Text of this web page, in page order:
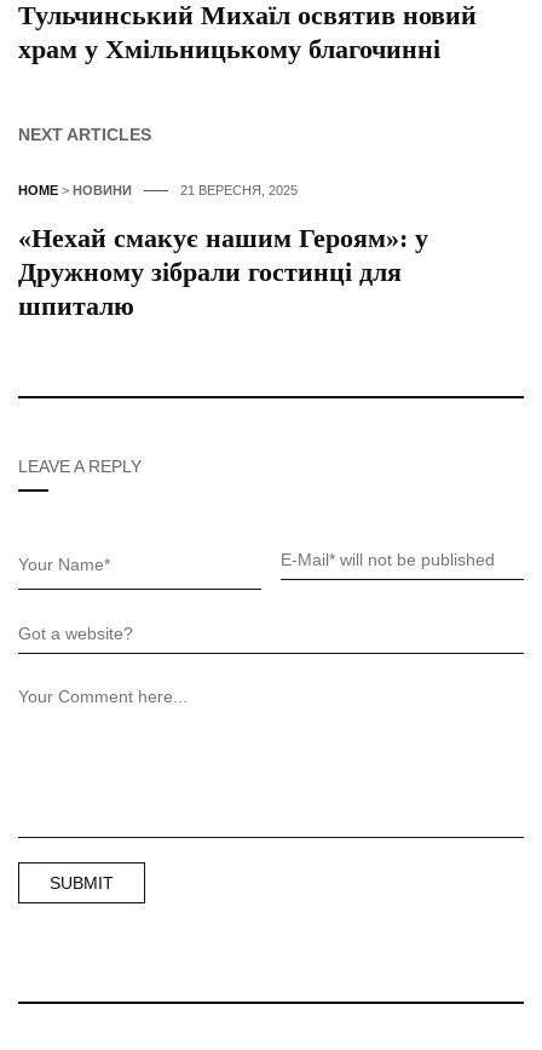
Тульчинський Михаїл освятив новий
храм у Хмільницькому благочинні
NEXT ARTICLES
HOME > НОВИНИ 21 ВЕРЕСНЯ, 2025
«Нехай смакує нашим Героям»: у
Дружному зібрали гостинці для
шпиталю
LEAVE A REPLY